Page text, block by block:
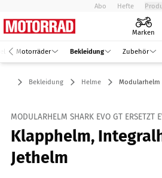
Abo Hefte
Marken
Motorräder Bekleidung Zubehör
Bekleidung Helme Modularhelm
MODULARHELM SHARK EVO GT ERSETZT
Klapphelm,
Jethelm